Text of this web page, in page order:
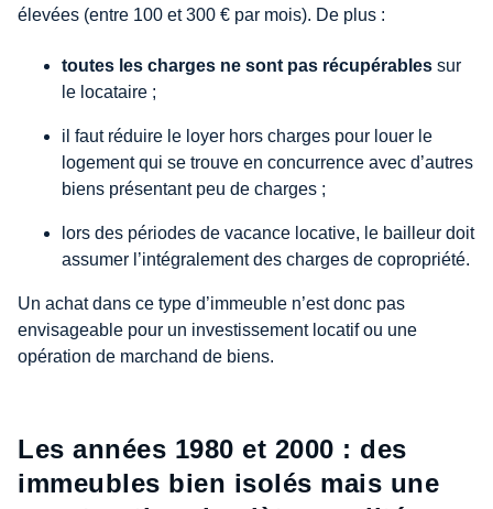
élevées (entre 100 et 300 € par mois). De plus :
toutes les charges ne sont pas récupérables sur
le locataire ;
il faut réduire le loyer hors charges pour louer le
logement qui se trouve en concurrence avec d’autres
biens présentant peu de charges ;
lors des périodes de vacance locative, le bailleur doit
assumer l’intégralement des charges de copropriété.
Un achat dans ce type d’immeuble n’est donc pas
envisageable pour un investissement locatif ou une
opération de marchand de biens.
Les années 1980 et 2000 : des
immeubles bien isolés mais une